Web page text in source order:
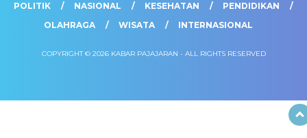
POLITIK
NASIONAL KESEHATAN
PENDIDIKAN
OLAHRAGA
WISATA INTERNASIONAL
COPYRIGHT © 2026 KABAR PAJAJARAN - ALL RIGHTS RESERVED